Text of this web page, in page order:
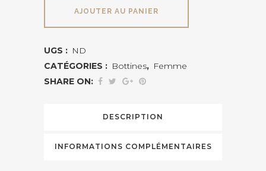
quantité
AJOUTER AU PANIER
UGS : ND
CATÉGORIES : Bottines, Femme
SHARE ON:
DESCRIPTION
INFORMATIONS COMPLÉMENTAIRES